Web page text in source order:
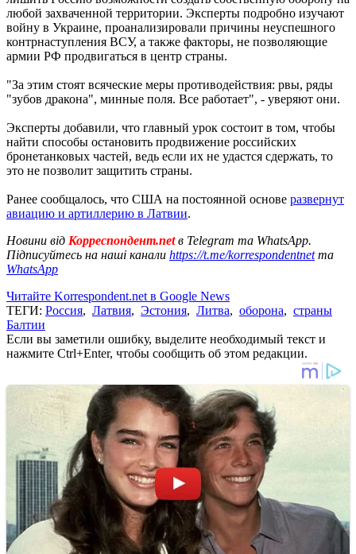
любой захваченной территории. Эксперты подробно изучают
войну в Украине, проанализировали причины неуспешного
контрнаступления ВСУ, а также факторы, не позволяющие
армии РФ продвигаться в центр страны.
"За этим стоят всяческие меры противодействия: рвы, ряды
"зубов дракона", минные поля. Все работает", - уверяют они.
Эксперты добавили, что главный урок состоит в том, чтобы
найти способы остановить продвижение российских
бронетанковых частей, ведь если их не удастся сдержать, то
это не позволит защитить страны.
Ранее сообщалось, что США на постоянной основе развернут
авиацию и артиллерию в Латвии.
Новини від Корреспондент.netв Telegram та WhatsApp.
Підписуйтесь на наші канали https://t.me/korrespondentnetта
WhatsApp
Читайте Korrespondent.net в Google News
ТЕГИ: Россия, Латвия, Эстония, Литва, оборона, страны
Балтии
Если вы заметили ошибку, выделите необходимый текст и
нажмите Ctrl+Enter, чтобы сообщить об этом редакции.